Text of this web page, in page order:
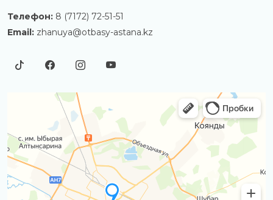
Телефон: 8 (7172) 72-51-51
Email: zhanuya@otbasy-astana.kz